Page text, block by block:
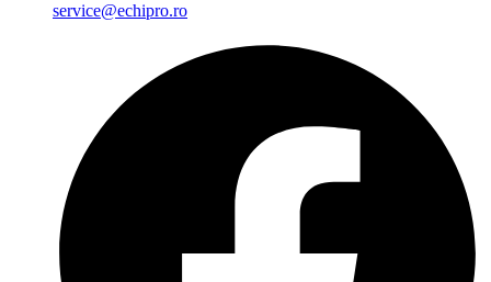
service@echipro.ro